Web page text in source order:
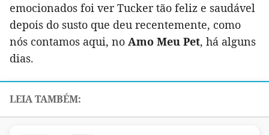
emocionados foi ver Tucker tão feliz e saudável
depois do susto que deu recentemente, como
nós contamos aqui, no Amo Meu Pet, há alguns
dias.